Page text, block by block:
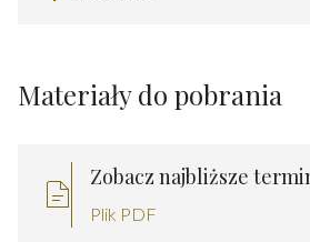
Materiały do pobrania
Zobacz najbliższe
Plik PDF